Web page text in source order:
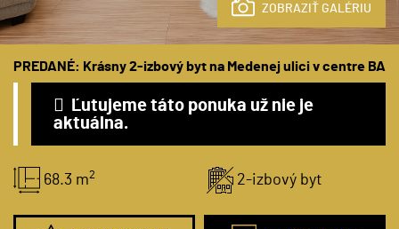
ZOBRAZIŤ GALÉRIU
PREDANÉ: Krásny 2-izbový byt na Medenej ulici v centre BA
Ľutujeme táto ponuka už nie je
aktuálna.
68.3 m2 2-izbový byt